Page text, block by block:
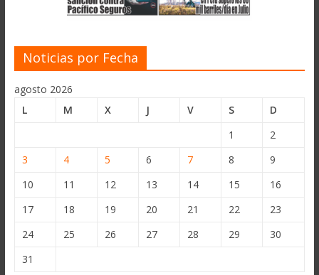
Noticias por Fecha
agosto 2026
L
M X J V S
D
1
2
3
4 5 6 7 8
9
10
11 12 13 14 15
16
17
18 19 20 21 22
23
24
25 26 27 28 29
30
31